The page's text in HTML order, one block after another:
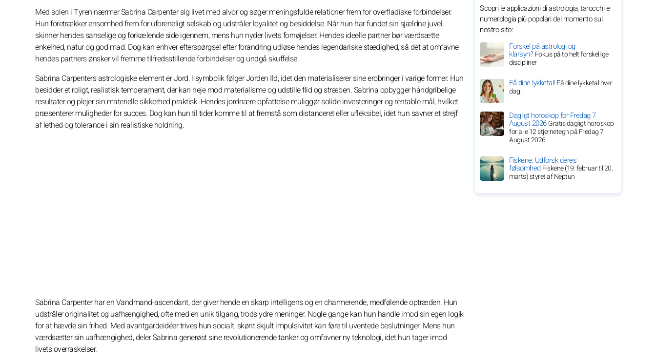
Med solen i Tyren nærmer Sabrina Carpenter sig livet med alvor og søger meningsfulde relationer frem for overfladiske forbindelser.
Hun foretrækker ensomhed frem for uforeneligt selskab og udstråler loyalitet og besiddelse. Når hun har fundet sin sjældne juvel,
skinner hendes sanselige og forkælende side igennem, mens hun nyder livets fornøjelser. Hendes ideelle partner bør værdsætte
enkelhed, natur og god mad. Dog kan enhver efterspørgsel efter forandring udløse hendes legendariske stædighed, så det at omfavne
hendes partners ønsker vil fremme tilfredsstillende forbindelser og undgå skuffelse.
Sabrina Carpenters astrologiske element er Jord. I symbolik følger Jorden Ild, idet den materialiserer sine erobringer i varige former. Hun
besidder et roligt, realistisk temperament, der kan neje mod materialisme og udstille flid og stræben. Sabrina opbygger håndgribelige
resultater og plejer sin materielle sikkerhed praktisk. Hendes jordnære opfattelse muliggør solide investeringer og rentable mål, hvilket
præsenterer muligheder for succes. Dog kan hun til tider komme til at fremstå som distanceret eller ufleksibel, idet hun savner et strejf
af lethed og tolerance i sin realistiske holdning.
Sabrina Carpenter har en Vandmand-ascendant, der giver hende en skarp intelligens og en charmerende, medfølende optræden. Hun
udstråler originalitet og uafhængighed, ofte med en unik tilgang, trods ydre meninger. Nogle gange kan hun handle imod sin egen logik
for at hævde sin frihed. Med avantgardeidéer trives hun socialt, skønt skjult impulsivitet kan føre til uventede beslutninger. Mens hun
værdsætter sin uafhængighed, deler Sabrina generøst sine revolutionerende tanker og omfavner ny teknologi, idet hun tager imod
livets overraskelser.
Scopri le applicazioni di astrologia, tarocchi e
numerologia più popolari del momento sul
nostro sito:
Forskel på astrologi og
klarsyn?Fokus på to helt forskellige
discipliner
Få dine lykketal!Få dine lykketal hver
dag!
Dagligt horoskop for Fredag 7
August 2026Gratis dagligt horoskop
for alle 12 stjernetegn på Fredag 7
August 2026
Fiskene: Udforsk deres
følsomhedFiskene (19. februar til 20.
marts) styret af Neptun